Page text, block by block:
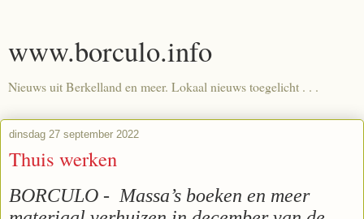
www.borculo.info
Nieuws uit Berkelland en meer. Lokaal nieuws toegelicht . . .
dinsdag 27 september 2022
Thuis werken
BORCULO - Massa’s boeken en meer